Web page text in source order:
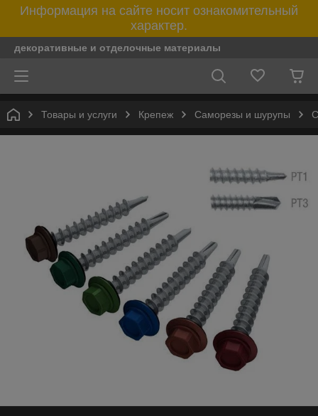
Информация на сайте носит ознакомительный
характер.
декоративные и отделочные материалы
Товары и услуги Крепеж Саморезы и шурупы